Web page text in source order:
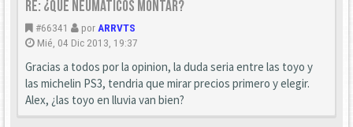
Re: ¿que neumáticos montar?
#66341 por ARRVTS
Mié, 04 Dic 2013, 19:37
Gracias a todos por la opinion, la duda seria entre las toyo y
las michelin PS3, tendria que mirar precios primero y elegir.
Alex, ¿las toyo en lluvia van bien?